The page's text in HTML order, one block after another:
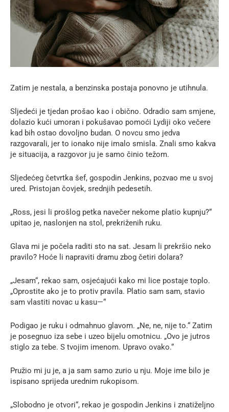
Zatim je nestala, a benzinska postaja ponovno je utihnula.
Sljedeći je tjedan prošao kao i obično. Odradio sam smjene,
dolazio kući umoran i pokušavao pomoći Lydiji oko večere
kad bih ostao dovoljno budan. O novcu smo jedva
razgovarali, jer to ionako nije imalo smisla. Znali smo kakva
je situacija, a razgovor ju je samo činio težom.
Sljedećeg četvrtka šef, gospodin Jenkins, pozvao me u svoj
ured. Pristojan čovjek, srednjih pedesetih.
„Ross, jesi li prošlog petka navečer nekome platio kupnju?“
upitao je, naslonjen na stol, prekriženih ruku.
Glava mi je počela raditi sto na sat. Jesam li prekršio neko
pravilo? Hoće li napraviti dramu zbog četiri dolara?
„Jesam“, rekao sam, osjećajući kako mi lice postaje toplo.
„Oprostite ako je to protiv pravila. Platio sam sam, stavio
sam vlastiti novac u kasu—“
Podigao je ruku i odmahnuo glavom. „Ne, ne, nije to.“ Zatim
je posegnuo iza sebe i uzeo bijelu omotnicu. „Ovo je jutros
stiglo za tebe. S tvojim imenom. Upravo ovako.“
Pružio mi ju je, a ja sam samo zurio u nju. Moje ime bilo je
ispisano sprijeda urednim rukopisom.
„Slobodno je otvori“, rekao je gospodin Jenkins i znatiželjno